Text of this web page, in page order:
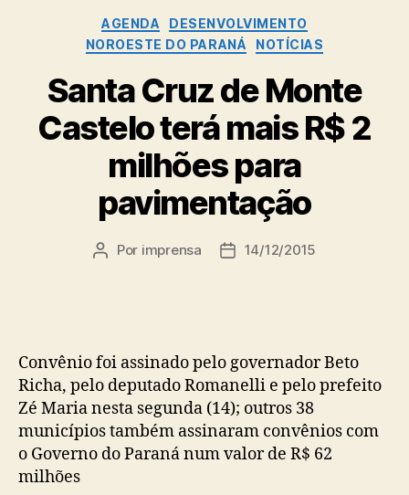
Categorias
AGENDA
DESENVOLVIMENTO
NOROESTE DO PARANÁ
NOTÍCIAS
Santa Cruz de Monte
Castelo terá mais R$ 2
milhões para
pavimentação
Autor
Por imprensa
Data14/12/2015
Convênio foi assinado pelo governador Beto
Richa, pelo deputado Romanelli e pelo prefeito
Zé Maria nesta segunda (14); outros 38
municípios também assinaram convênios com
o Governo do Paraná num valor de R$ 62
milhões